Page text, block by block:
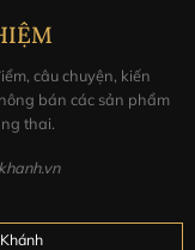
Decant 30p
như thịt bê, bò,
gợi ý tốt.
câu chuyện, kiến
bán các sản phẩm
thai.